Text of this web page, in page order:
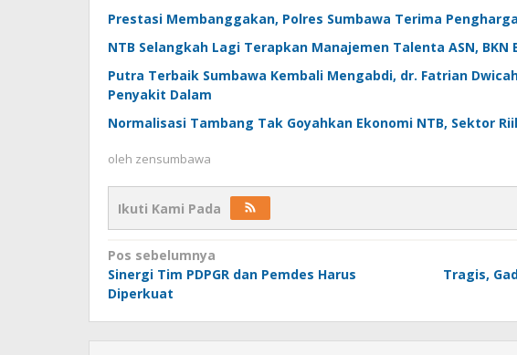
Prestasi Membanggakan, Polres Sumbawa Terima
NTB Selangkah Lagi Terapkan Manajemen Talenta ASN, BKN
Putra Terbaik Sumbawa Kembali Mengabdi, dr. Fatrian
Penyakit Dalam
Normalisasi Tambang Tak Goyahkan Ekonomi NTB, Sektor
oleh zensumbawa
Ikuti Kami Pada
Navigasi
pos
Pos sebelumnya
Sinergi Tim PDPGR dan Pemdes Harus
Diperkuat
Tragis,